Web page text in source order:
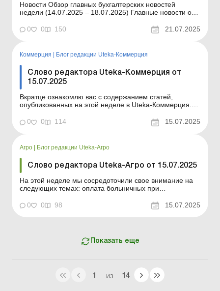
Новости Обзор главных бухгалтерских новостей
недели (14.07.2025 – 18.07.2025) Главные новости о
обновляется ежедневно Содержание номера
неподачу? ...
0 0 150 21.07.2025
Коммерция Блог редакции Uteka-Коммерция
Слово редактора Uteka-Коммерция от
15.07.2025
Вкратце ознакомлю вас с содержанием статей,
опубликованных на этой неделе в Uteka-Коммерция.
Коммерция мы, как всегда, рассмотрели ряд
НДС? Как известно, ...
0 0 114 15.07.2025
Агро | Блог редакции Uteka-Агро
Слово редактора Uteka-Агро от 15.07.2025
На этой неделе мы сосредоточили свое внимание на
следующих темах: оплата больничных при
земли; обновленные требования к подтверждению
инвалидности для льготной ставки ЕСВ; изменения в
0 0 98 15.07.2025
Показать еще
1 ИЗ 14